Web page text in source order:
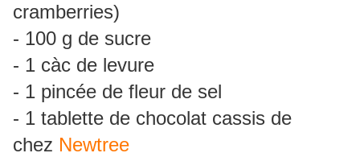
cramberries)
- 100 g de sucre
- 1 càc de levure
- 1 pincée de fleur de sel
- 1 tablette de chocolat cassis de
chez Newtree